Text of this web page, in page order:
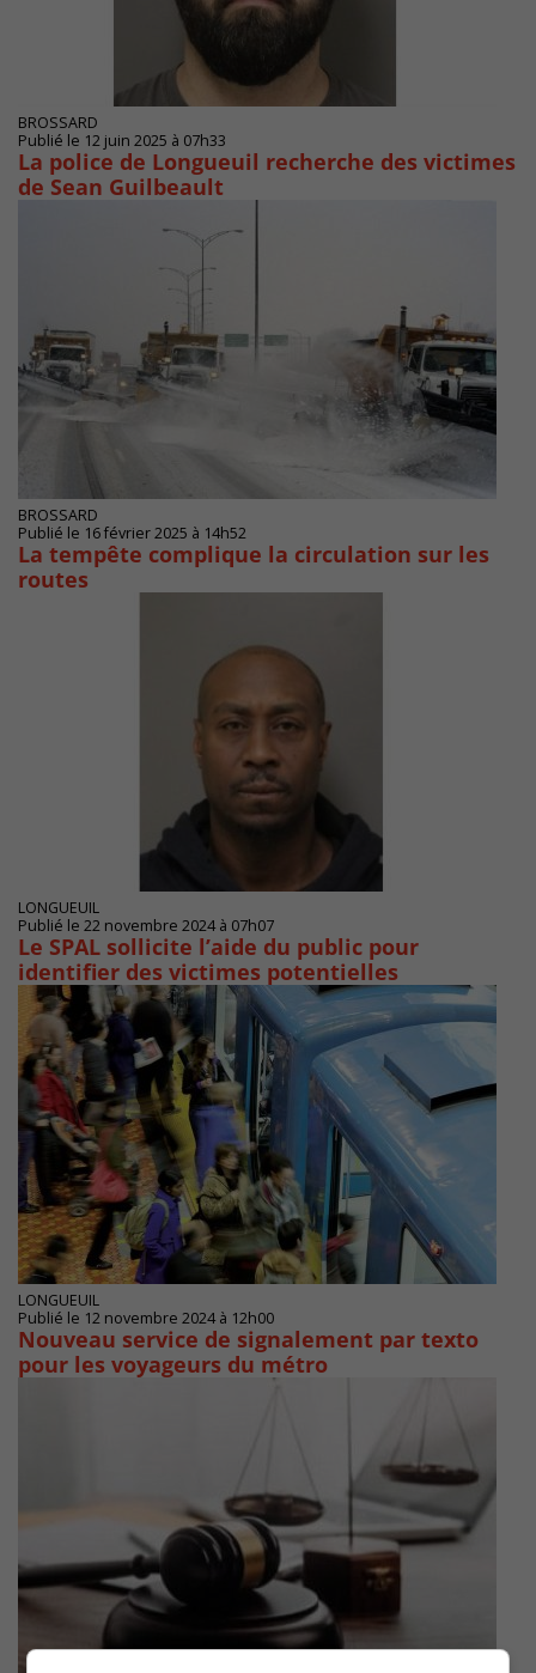
BROSSARD
Publié le 12 juin 2025 à 07h33
La police de Longueuil recherche des victimes
de Sean Guilbeault
BROSSARD
Publié le 16 février 2025 à 14h52
La tempête complique la circulation sur les
routes
LONGUEUIL
Publié le 22 novembre 2024 à 07h07
Le SPAL sollicite l’aide du public pour
identifier des victimes potentielles
LONGUEUIL
Publié le 12 novembre 2024 à 12h00
Nouveau service de signalement par texto
pour les voyageurs du métro